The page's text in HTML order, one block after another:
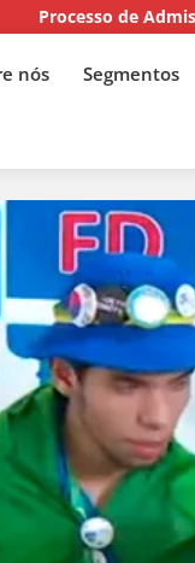
Processo de
nós Segmentos